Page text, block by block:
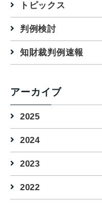
トピックス
判例検討
知財裁判例速報
アーカイブ
2025
2024
2023
2022